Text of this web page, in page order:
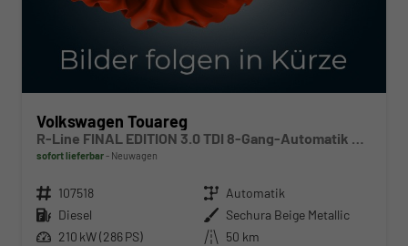
Volkswagen Touareg
sofort lieferbar Neuwagen
Fahrzeugnr. 107518 Getriebe Automatik
Kraftstoff Diesel Außenfarbe Sechura Beige Metallic
Leistung 210 kW (286 PS) Kilometerstand 50 km